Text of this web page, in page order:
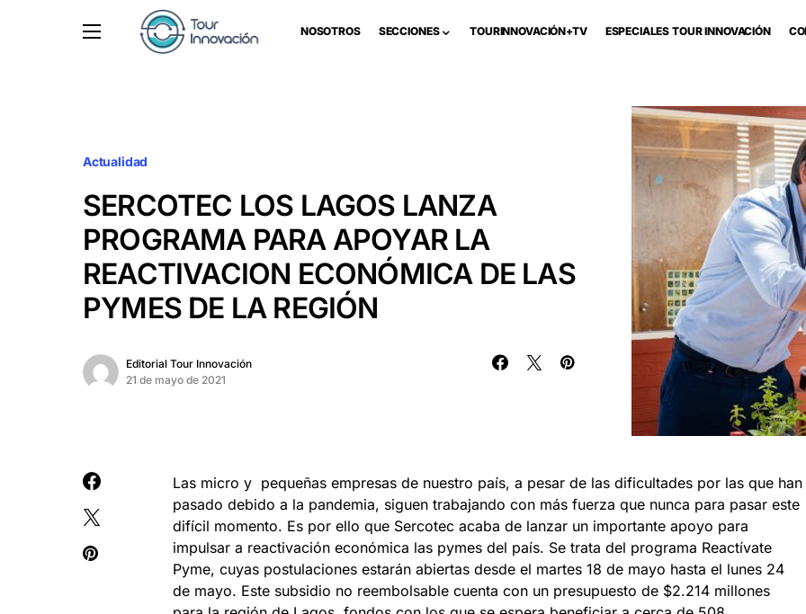
NOSOTROS SECCIONES TOURINNOVACIÓN+TV ESPECIALES TOUR INNOVACIÓN
Actualidad
SERCOTEC LOS LAGOS LANZA
PROGRAMA PARA APOYAR LA
REACTIVACION ECONÓMICA DE LAS
PYMES DE LA REGIÓN
Editorial Tour Innovación
21 de mayo de 2021
Las micro y pequeñas empresas de nuestro país, a pesar de las dificultades por las que han
pasado debido a la pandemia, siguen trabajando con más fuerza que nunca para pasar este
difícil momento. Es por ello que Sercotec acaba de lanzar un importante apoyo para
impulsar a reactivación económica las pymes del país. Se trata del programa Reactívate
Pyme, cuyas postulaciones estarán abiertas desde el martes 18 de mayo hasta el lunes 24
de mayo. Este subsidio no reembolsable cuenta con un presupuesto de $2.214 millones